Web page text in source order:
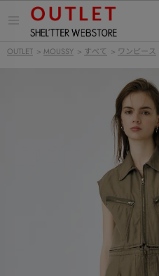
ー
OUTLET > MOUSSY > すべて > ワンピース